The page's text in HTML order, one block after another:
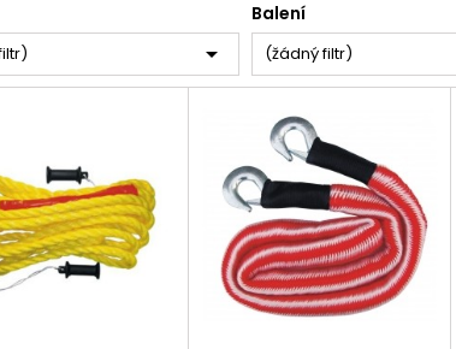

Balení
(žádný filtr)